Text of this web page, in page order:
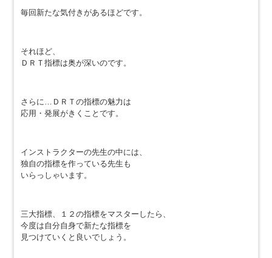
毎回新たな気付きがあるほどです。
それほど、
ＤＲＴ指標は奥が深いのです。
さらに…ＤＲＴの指標の魅力は
応用・発展がきくことです。
インストラクターの先生の中には、
独自の指標を作っている先生も
いらっしゃいます。
三大指標、１２の指標をマスターしたら、
今度は自分自身で新たな指標を
見つけていくと良いでしょう。